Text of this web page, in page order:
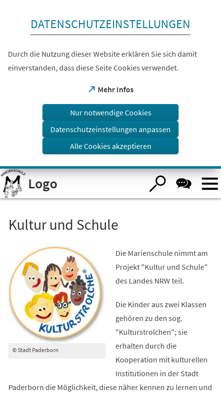
Visuelle
Assistenzsoftware
öffnen.
DATENSCHUTZEINSTELLUNGEN
Durch die Nutzung dieser Website erklären Sie sich damit
einverstanden, dass diese Seite Cookies verwendet.
Mehr Infos
(Öffnet
einem
Tab)
Nur notwendige Cookies
Datenschutzeinstellungen anpassen
Alle Cookies akzeptieren
Logo
Kultur und Schule
© Stadt Paderborn
Die Marienschule nimmt am
Projekt "Kultur und Schule"
des Landes NRW teil.
Die Kinder aus zwei Klassen
gehören zu den sog.
"Kulturstrolchen"; sie
erhalten durch die
Kooperation mit kulturellen
Institutionen in der Stadt
Paderborn die Möglichkeit, diese näher kennen zu lernen und